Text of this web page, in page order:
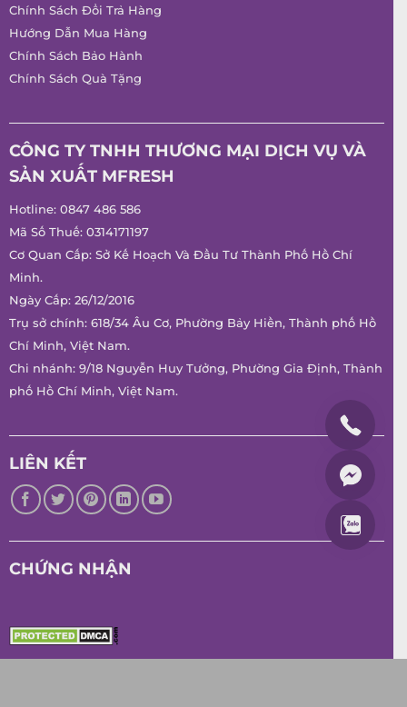
Chính Sách Đổi Trả Hàng
Hướng Dẫn Mua Hàng
Chính Sách Bảo Hành
Chính Sách Quà Tặng
CÔNG TY TNHH THƯƠNG MẠI DỊCH VỤ VÀ
SẢN XUẤT MFRESH
Hotline: 0847 486 586
Mã Số Thuế: 0314171197
Cơ Quan Cấp: Sở Kế Hoạch Và Đầu Tư Thành Phố Hồ Chí
Minh.
Ngày Cấp: 26/12/2016
Trụ sở chính: 618/34 Âu Cơ, Phường Bảy Hiền, Thành phố Hồ
Chí Minh, Việt Nam.
Chi nhánh: 9/18 Nguyễn Huy Tưởng, Phường Gia Định, Thành
phố Hồ Chí Minh, Việt Nam.
LIÊN KẾT
CHỨNG NHẬN